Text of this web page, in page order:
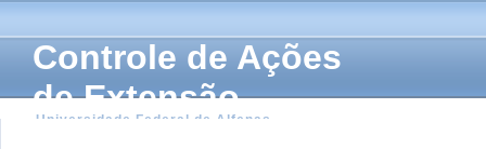
Controle de Ações
de Extensão
Universidade Federal de Alfenas